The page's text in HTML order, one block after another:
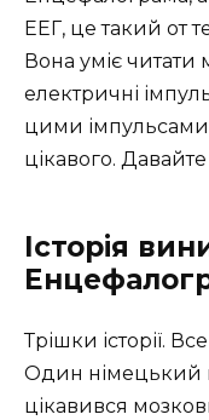
ЕЕГ, це такий от
Вона уміє читати
електричні
цими імпульсами,
цікавого.
Історія
Трішки історії.
Один німецький
цікавився